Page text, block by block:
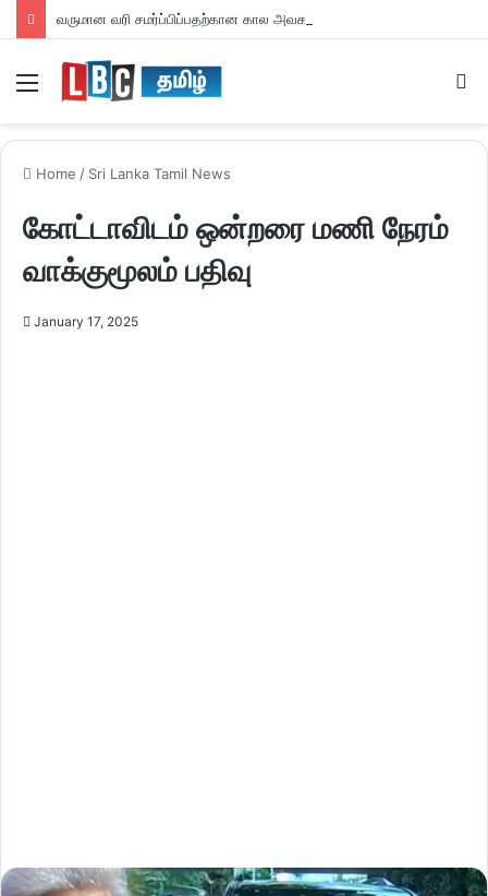
வருமான வரி சமர்ப்பிப்பதற்கான கால அவகாசம் நீடிப்பு
Home / Sri Lanka Tamil News
கோட்டாவிடம் ஒன்றரை மணி நேரம்
வாக்குமூலம் பதிவு
January 17, 2025